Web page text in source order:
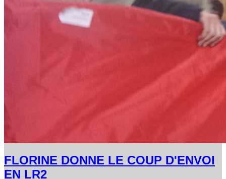
FLORINE DONNE LE COUP D'ENVOI
EN LR2